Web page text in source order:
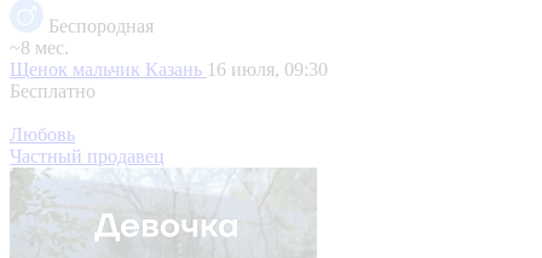
Беспородная
~8 мес.
Щенок мальчик Казань 16 июля, 09:30
Бесплатно
Любовь
Частный продавец